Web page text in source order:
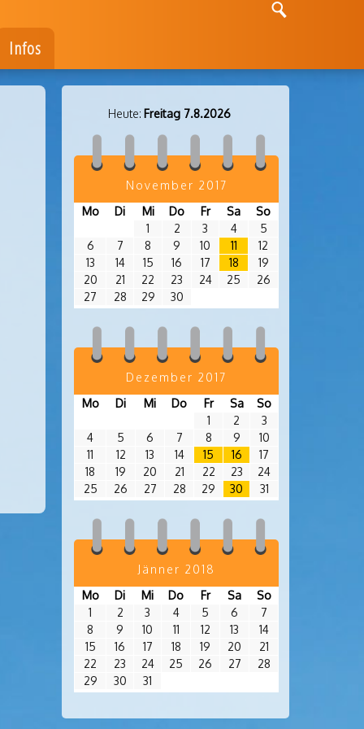
Infos
Heute: Freitag 7.8.2026
November 2017
Mo
Di Mi Do Fr Sa
So
1
2 3 4
5
6
7 8 9 10 11
12
13
14 15 16 17 18
19
20
21 22 23 24 25
26
27
28 29 30
Dezember 2017
Mo
Di Mi Do Fr Sa
So
1
2
3
4
5 6 7 8 9
10
11
12 13 14 15 16
17
18
19 20 21 22 23
24
25
26 27 28 29 30 31
Jänner 2018
Mo
Di Mi Do Fr Sa
So
1
2 3 4 5 6
7
8
9 10 11 12 13
14
15
16 17 18 19 20
21
22
23 24 25 26 27
28
29
30 31